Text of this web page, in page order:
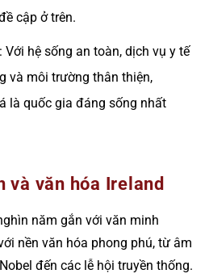
cập ở trên.
Với hệ sống an toàn, dịch vụ y tế
và môi trường thân thiện,
là quốc gia đáng sống nhất
và văn hóa Ireland
năm gắn với văn minh
nền văn hóa phong phú, từ âm
đến các lễ hội truyền thống.